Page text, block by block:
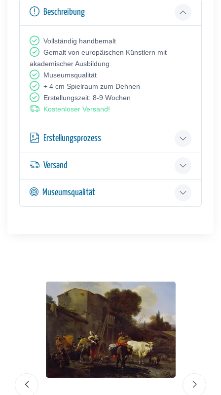
Beschreibung
Vollständig handbemalt
Gemalt von europäischen Künstlern mit
akademischer Ausbildung
Museumsqualität
+ 4 cm Spielraum zum Dehnen
Erstellungszeit: 8-9 Wochen
Kostenloser Versand!
Erstellungsprozess
Versand
Museumsqualität